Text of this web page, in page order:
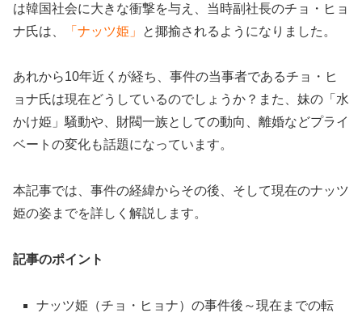
は韓国社会に大きな衝撃を与え、当時副社長のチョ・ヒョ
ナ氏は、
「ナッツ姫」 と揶揄されるようになりました。
あれから10年近くが経ち、事件の当事者であるチョ・ヒ
ョナ氏は現在どうしているのでしょうか？また、妹の「水
かけ姫」騒動や、財閥一族としての動向、離婚などプライ
ベートの変化も話題になっています。
本記事では、事件の経緯からその後、そして現在のナッツ
姫の姿までを詳しく解説します。
記事のポイント
ナッツ姫（チョ・ヒョナ）の事件後～現在までの転